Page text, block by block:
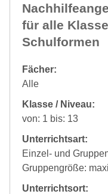
für alle
Schulformen
Fächer:
Alle
Klasse / Niveau:
von: 1 bis: 13
Unterrichtsart:
Einzel- und
Gruppengröße:
Unterrichtsort: